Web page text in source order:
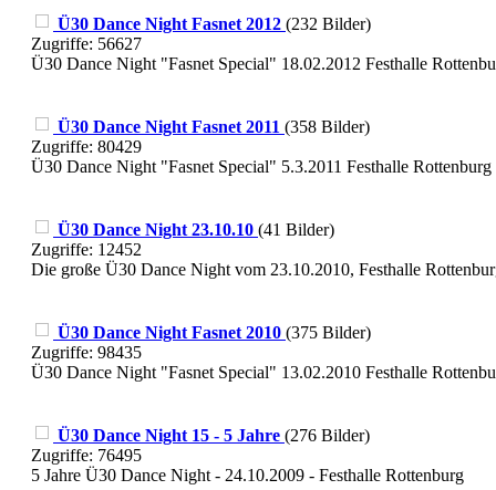
Ü30 Dance Night Fasnet 2012 (232 Bilder)
Zugriffe: 56627
Ü30 Dance Night "Fasnet Special" 18.02.2012 Festhalle
Ü30 Dance Night Fasnet 2011 (358 Bilder)
Zugriffe: 80429
Ü30 Dance Night "Fasnet Special" 5.3.2011 Festhalle Rottenburg
Ü30 Dance Night 23.10.10 (41 Bilder)
Zugriffe: 12452
Die große Ü30 Dance Night vom 23.10.2010, Festhalle
Ü30 Dance Night Fasnet 2010 (375 Bilder)
Zugriffe: 98435
Ü30 Dance Night "Fasnet Special" 13.02.2010 Festhalle
Ü30 Dance Night 15 - 5 Jahre (276 Bilder)
Zugriffe: 76495
5 Jahre Ü30 Dance Night - 24.10.2009 - Festhalle Rottenburg